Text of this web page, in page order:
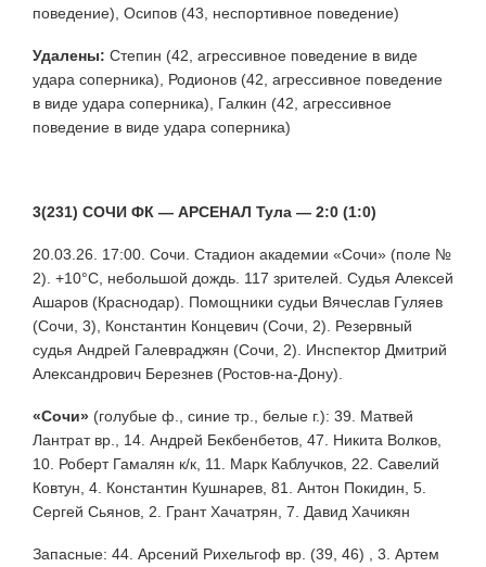
поведение), Осипов (43, неспортивное поведение)
Удалены: Степин (42, агрессивное поведение в виде
удара соперника), Родионов (42, агрессивное поведение
в виде удара соперника), Галкин (42, агрессивное
поведение в виде удара соперника)
3(231) СОЧИ ФК — АРСЕНАЛ Тула — 2:0 (1:0)
20.03.26. 17:00. Сочи. Стадион академии «Сочи» (поле №
2). +10°С, небольшой дождь. 117 зрителей. Судья Алексей
Ашаров (Краснодар). Помощники судьи Вячеслав Гуляев
(Сочи, 3), Константин Концевич (Сочи, 2). Резервный
судья Андрей Галевраджян (Сочи, 2). Инспектор Дмитрий
Александрович Березнев (Ростов-на-Дону).
«Сочи» (голубые ф., синие тр., белые г.): 39. Матвей
Лантрат вр., 14. Андрей Бекбенбетов, 47. Никита Волков,
10. Роберт Гамалян к/к, 11. Марк Каблучков, 22. Савелий
Ковтун, 4. Константин Кушнарев, 81. Антон Покидин, 5.
Сергей Сьянов, 2. Грант Хачатрян, 7. Давид Хачикян
Запасные: 44. Арсений Рихельгоф вр. (39, 46) , 3. Артем